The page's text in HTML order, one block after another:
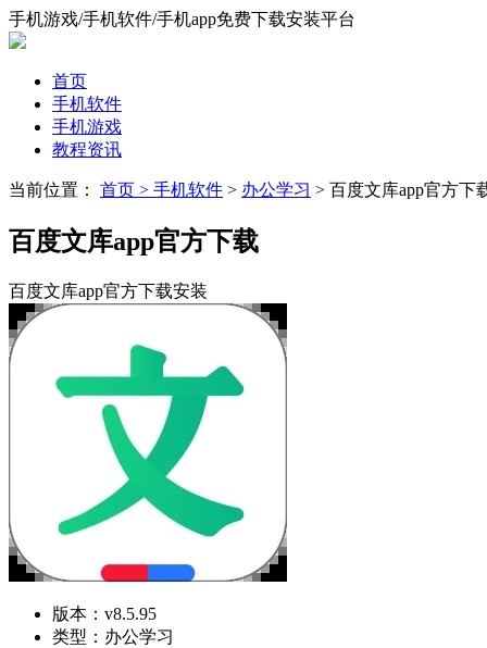
手机游戏/手机软件/手机app免费下载安装平台
首页
手机软件
手机游戏
教程资讯
当前位置： 首页 > 手机软件 > 办公学习 > 百度文库app官方下
百度文库app官方下载
百度文库app官方下载安装
版本： v8.5.95
类型： 办公学习